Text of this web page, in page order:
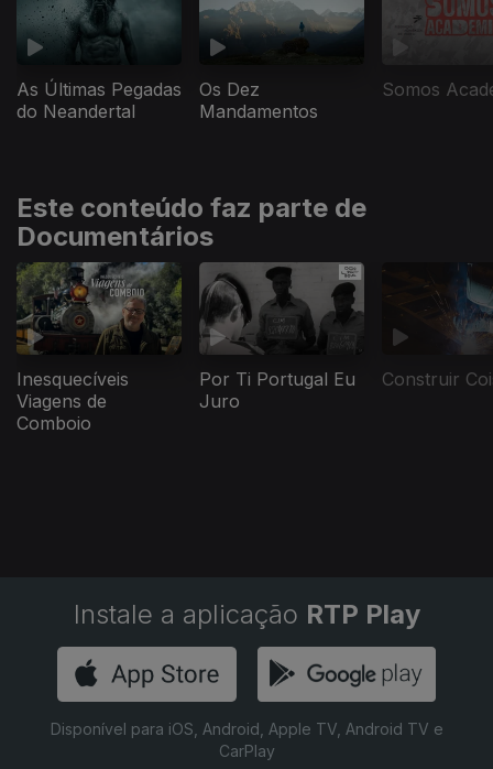
As Últimas Pegadas
do Neandertal
Os Dez
Mandamentos
Somos
Este conteúdo faz parte de
Documentários
Inesquecíveis
Viagens de
Comboio
Por Ti Portugal Eu
Juro
Construir
Instale a aplicação RTP Play
Disponível para iOS, Android, Apple TV, Android TV e
CarPlay